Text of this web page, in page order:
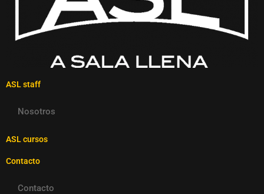
ASL staff
Nosotros
ASL cursos
Contacto
Contacto